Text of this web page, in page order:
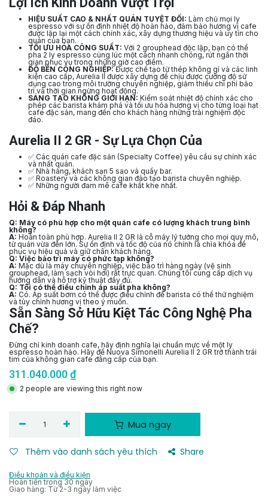
HIỆU SUẤT CAO & NHẤT QUÁN TUYỆT ĐỐI: Làm chủ mọi ly
espresso với sự ổn định nhiệt độ hoàn hảo, đảm bảo hương vị cafe
được lặp lại một cách chính xác, xây dựng thương hiệu và uy tín cho
quán của bạn.
TỐI ƯU HÓA CÔNG SUẤT: Với 2 grouphead độc lập, bạn có thể
pha 2 ly espresso cùng lúc một cách nhanh chóng, rút ngắn thời
gian phục vụ trong những giờ cao điểm.
ĐỘ BỀN CÔNG NGHIỆP:Được chế tạo từ thép không gỉ và các linh
kiện cao cấp, Aurelia II được xây dựng để chịu được cường độ sử
dụng cao trong môi trường chuyên nghiệp, giảm thiểu chi phí bảo
trì và thời gian ngừng hoạt động.
SÁNG TẠO KHÔNG GIỚI HẠN: Kiểm soát nhiệt độ chính xác cho
phép các barista khám phá và tối ưu hóa hương vị cho từng loại hạt
cafe đặc sản, mang đến cho khách hàng những trải nghiệm độc
đáo.
Aurelia II 2 GR - Sự Lựa Chọn Của
✅ Các quán cafe đặc sản (Specialty Coffee) yêu cầu sự chính xác
và nhất quán.
✅ Nhà hàng, khách sạn 5 sao và quầy bar.
✅ Roastery và các không gian đào tạo barista chuyên nghiệp.
✅ Những người đam mê cafe khắt khe nhất.
Hỏi & Đáp Nhanh
Q: Máy có phù hợp cho một quán cafe có lượng khách trung bình
không?
A: Hoàn toàn phù hợp. Aurelia II 2 GR là cỗ máy lý tưởng cho mọi quy mô,
từ quán vừa đến lớn. Sự ổn định và tốc độ của nó chính là chìa khóa để
phục vụ hiệu quả và giữ chân khách hàng.
Q: Việc bảo trì máy có phức tạp không?
A: Mặc dù là máy chuyên nghiệp, việc bảo trì hàng ngày (vệ sinh
grouphead, làm sạch vòi hơi) rất trực quan. Chúng tôi cung cấp dịch vụ
hướng dẫn và hỗ trợ kỹ thuật đầy đủ.
Q: Tôi có thể điều chỉnh áp suất pha không?
A: Có. Áp suất bơm có thể được điều chỉnh để barista có thể thử nghiệm
và tùy chỉnh hương vị theo ý muốn.
Sẵn Sàng Sở Hữu Kiệt Tác Công Nghệ Pha
Chế?
Đừng chỉ kinh doanh cafe, hãy định nghĩa lại chuẩn mực về một ly
espresso hoàn hảo. Hãy để Nuova Simonelli Aurelia II 2 GR trở thành trái
tim của không gian cafe đẳng cấp của bạn.
311.040.000₫
2 people are viewing this right now
Mua ngay
Thêm vào danh sách yêu thích Share
Điều khoản và điều kiện
Hoàn tiền trong 30 ngày
Giao hàng: Từ 2-3 ngày làm việc